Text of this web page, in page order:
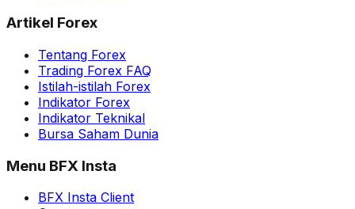
Artikel Forex
Tentang Forex
Trading Forex FAQ
Istilah-istilah Forex
Indikator Forex
Indikator Teknikal
Bursa Saham Dunia
Menu BFX Insta
BFX Insta Client